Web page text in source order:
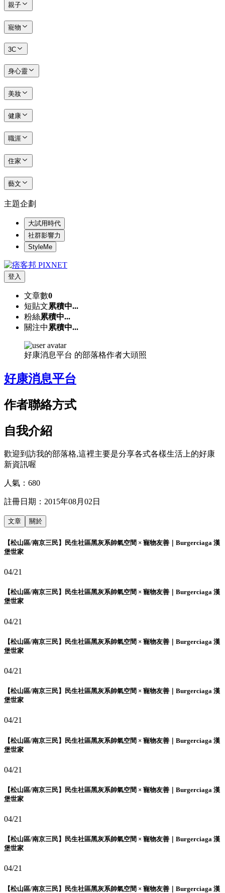
親子
寵物
3C
身心靈
美妝
健康
職涯
住家
藝文
主題企劃
大試用時代
社群影響力
StyleMe
登入
文章數0
短貼文累積中...
粉絲累積中...
關注中 累積中...
好康消息平台 的部落格作者大頭照
好康消息平台
作者聯絡方式
自我介紹
歡迎到訪我的部落格,這裡主要是分享各式各樣生活上的好康
新資訊喔
人氣： 680
註冊日期： 2015年08月02日
文章 關於
【松山區/南京三民】民生社區黑灰系帥氣空間 × 寵物友善｜Burgerciaga 漢
堡世家
04/21
【松山區/南京三民】民生社區黑灰系帥氣空間 × 寵物友善｜Burgerciaga 漢
堡世家
04/21
【松山區/南京三民】民生社區黑灰系帥氣空間 × 寵物友善｜Burgerciaga 漢
堡世家
04/21
【松山區/南京三民】民生社區黑灰系帥氣空間 × 寵物友善｜Burgerciaga 漢
堡世家
04/21
【松山區/南京三民】民生社區黑灰系帥氣空間 × 寵物友善｜Burgerciaga 漢
堡世家
04/21
【松山區/南京三民】民生社區黑灰系帥氣空間 × 寵物友善｜Burgerciaga 漢
堡世家
04/21
【松山區/南京三民】民生社區黑灰系帥氣空間 × 寵物友善｜Burgerciaga 漢
堡世家
04/21
【松山區/南京三民】民生社區黑灰系帥氣空間 × 寵物友善｜Burgerciaga 漢